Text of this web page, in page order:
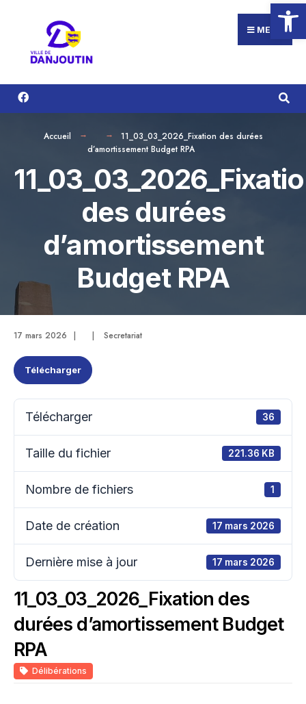
Ouvrir
contenu
MENU
Accueil
11_03_03_2026_Fixation des durées
d’amortissement Budget RPA
des durées
d’amortissement
Budget RPA
17 mars 2026 | | Secretariat
Télécharger
Télécharger 36
Taille du fichier 221.36 KB
Nombre de fichiers 1
Date de création 17 mars 2026
Dernière mise à jour 17 mars 2026
11_03_03_2026_Fixation des
durées d’amortissement Budget
RPA
Délibérations
for: